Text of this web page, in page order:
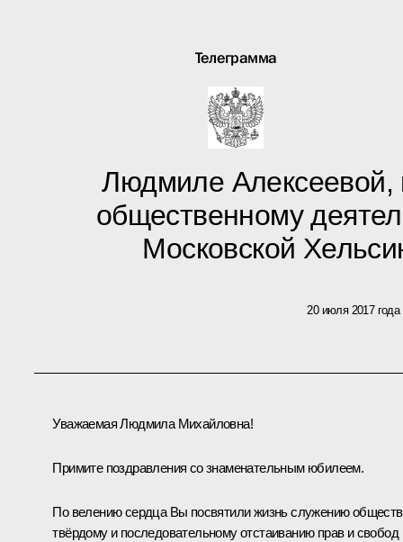
Телеграмма
Людмиле Алексеевой,
общественному
Московской
20 июля 2017 года
Уважаемая Людмила Михайловна!
Примите поздравления со знаменательным юбилеем.
По велению сердца Вы посвятили жизнь служению
твёрдому и последовательному отстаиванию прав и свобод